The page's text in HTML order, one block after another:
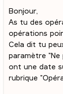
s
s
a
g
e
Bonjour,
As tu des
opérations
Cela dit tu
paramètre
ont une date
rubrique